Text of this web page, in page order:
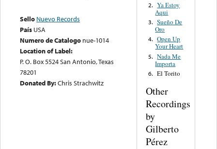
Sello Nuevo Records
País USA
Numero de Catalogo nue-1014
Location of Label:
P. O. Box 5524 San Antonio, Texas
78201
Donated By:Chris Strachwitz
2. Ya Estoy
Aqui
3. Sueño De
Oro
4. Open Up
Your Heart
5. Nada Me
Importa
6. El Torito
Other
Recordings
by
Gilberto
Pérez